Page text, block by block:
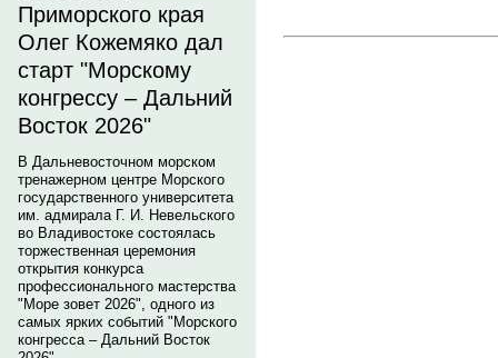
Приморского края
Олег Кожемяко дал
старт "Морскому
конгрессу – Дальний
Восток 2026"
В Дальневосточном морском
тренажерном центре Морского
государственного университета
им. адмирала Г. И. Невельского
во Владивостоке состоялась
торжественная церемония
открытия конкурса
профессионального мастерства
"Море зовет 2026", одного из
самых ярких событий "Морского
конгресса – Дальний Восток